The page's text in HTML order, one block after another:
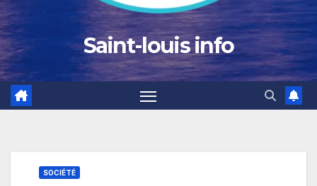
Saint-louis info
SOCIÉTÉ